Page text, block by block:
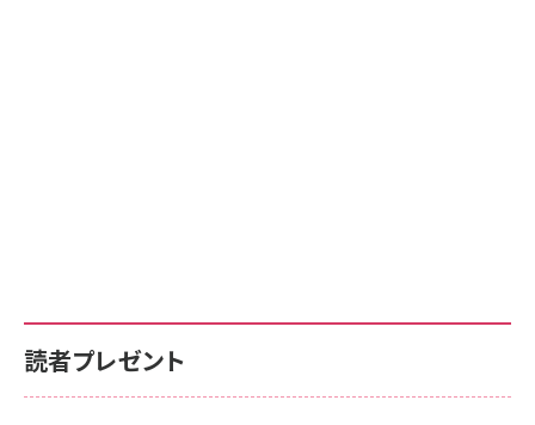
読者プレゼント